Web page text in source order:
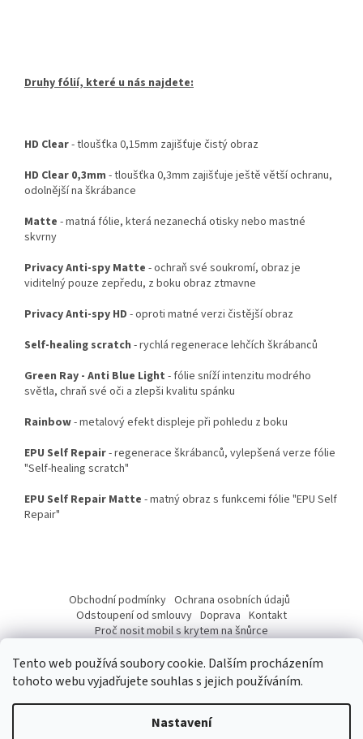
Tento web používá soubory cookie. Dalším procházením
tohoto webu vyjadřujete souhlas s jejich používáním.
Nastavení
Druhy fólií, které u nás najdete:
HD Clear- tloušťka 0,15mm zajišťuje čistý obraz
HD Clear 0,3mm - tloušťka 0,3mm zajišťuje ještě větší ochranu,
odolnější na škrábance
Matte - matná fólie, která nezanechá otisky nebo mastné
skvrny
Privacy Anti-spy Matte - ochraň své soukromí, obraz je
viditelný pouze zepředu, z boku obraz ztmavne
Privacy Anti-spy HD - oproti matné verzi čistější obraz
Self-healing scratch - rychlá regenerace lehčích škrábanců
Green Ray - Anti Blue Light - fólie sníží intenzitu modrého
světla, chraň své oči a zlepši kvalitu spánku
Rainbow- metalový efekt displeje při pohledu z boku
EPU Self Repair- regenerace škrábanců, vylepšená verze fólie
"Self-healing scratch"
EPU Self Repair Matte - matný obraz s funkcemi fólie "EPU Self
Repair"
a
Obchodní podmínky Ochrana osobních údajů
Odstoupení od smlouvy Doprava Kontakt
Proč nosit mobil s krytem na šnůrce
Vytvořil Shoptet